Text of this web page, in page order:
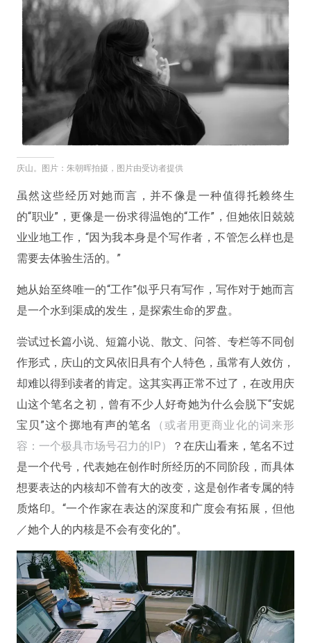
庆山。图片：朱朝晖拍摄，图片由受访者提供
虽然这些经历对她而言，并不像是一种值得托赖终生
的“职业”，更像是一份求得温饱的“工作”，但她依旧兢兢
业业地工作，“因为我本身是个写作者，不管怎么样也是
需要去体验生活的。”
她从始至终唯一的“工作”似乎只有写作，写作对于她而言
是一个水到渠成的发生，是探索生命的罗盘。
尝试过长篇小说、短篇小说、散文、问答、专栏等不同创
作形式，庆山的文风依旧具有个人特色，虽常有人效仿，
却难以得到读者的肯定。这其实再正常不过了，在改用庆
山这个笔名之初，曾有不少人好奇她为什么会脱下“安妮
宝贝”这个掷地有声的笔名
（或者用更商业化的词来形
容：一个极具市场号召力的IP）
？在庆山看来，笔名不过
是一个代号，代表她在创作时所经历的不同阶段，而具体
想要表达的内核却不曾有大的改变，这是创作者专属的特
质烙印。“一个作家在表达的深度和广度会有拓展，但他
／她个人的内核是不会有变化的”。